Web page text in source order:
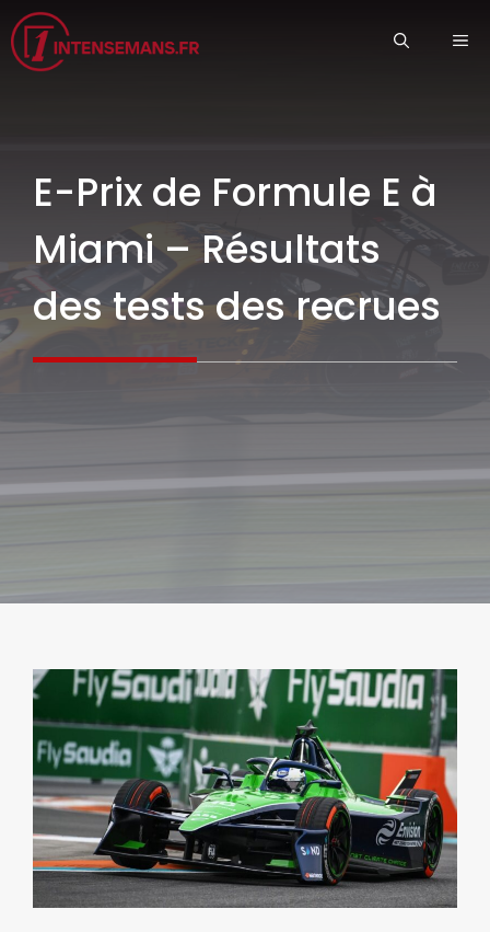
Aller
au
contenu
E-Prix de Formule E à
Miami – Résultats
des tests des recrues